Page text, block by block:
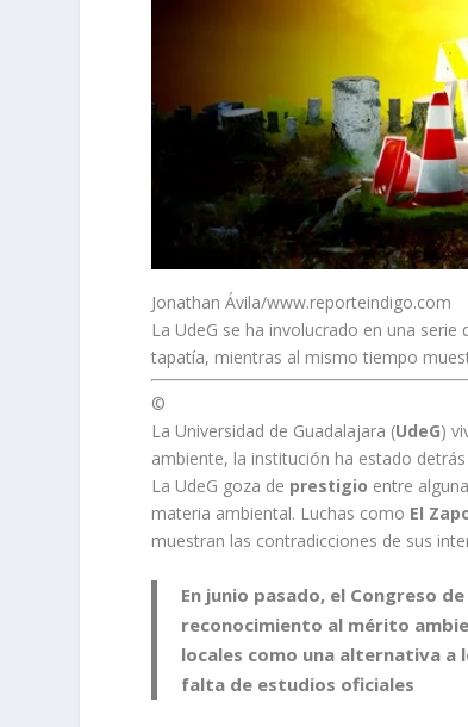
Jonathan Ávila/www.reporteindigo.com
La UdeG se ha involucrado en una
tapatía, mientras al mismo tiempo
©
La Universidad de Guadalajara (UdeG)
ambiente, la institución ha estado
La UdeG goza de prestigio entre
materia ambiental. Luchas como El
muestran las contradicciones de sus
En junio pasado, el Congreso
reconocimiento al mérito
locales como una alternativa a
falta de estudios oficiales